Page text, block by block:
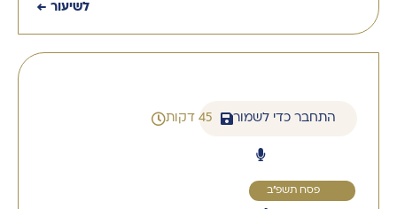
לשיעור ←
התחבר כדי לשמור 45 דקות
פסח תשפ''ב